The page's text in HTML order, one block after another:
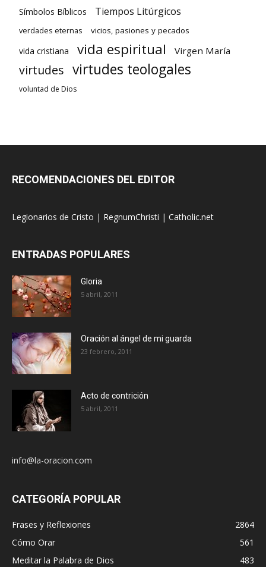
Símbolos Bíblicos Tiempos Litúrgicos
verdades eternas vicios, pasiones y pecados
vida cristiana vida espiritual Virgen María
virtudes virtudes teologales
voluntad de Dios
RECOMENDACIONES DEL EDITOR
Legionarios de Cristo | RegnumChristi | Catholic.net
ENTRADAS POPULARES
Gloria
5 abril, 2011
Oración al ángel de mi guarda
23 febrero, 2011
Acto de contrición
5 abril, 2011
info@la-oracion.com
CATEGORÍA POPULAR
Frases y Reflexiones
2864
Cómo Orar
561
Meditar la Palabra de Dios
483